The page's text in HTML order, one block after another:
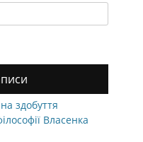
здобуття
Власенка